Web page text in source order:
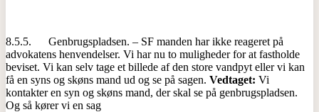
8.5.5. Genbrugspladsen. – SF manden har ikke reageret på
advokatens henvendelser. Vi har nu to muligheder for at fastholde
beviset. Vi kan selv tage et billede af den store vandpyt eller vi kan
få en syns og skøns mand ud og se på sagen. Vedtaget: Vi
kontakter en syn og skøns mand, der skal se på genbrugspladsen.
Og så kører vi en sag